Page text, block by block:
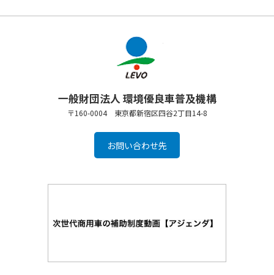
一般財団法人 環境優良車普及機構
〒160-0004 東京都新宿区四谷2丁目14-8
お問い合わせ先